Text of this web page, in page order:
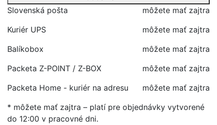
Slovenská pošta
môžete mať zajtra
Kuriér UPS
môžete mať zajtra
Balíkobox
môžete mať zajtra
Packeta Z-POINT / Z-BOX
môžete mať zajtra
Packeta Home - kuriér na adresu
môžete mať zajtra
* môžete mať zajtra – platí pre objednávky vytvorené
do 12:00 v pracovné dni.